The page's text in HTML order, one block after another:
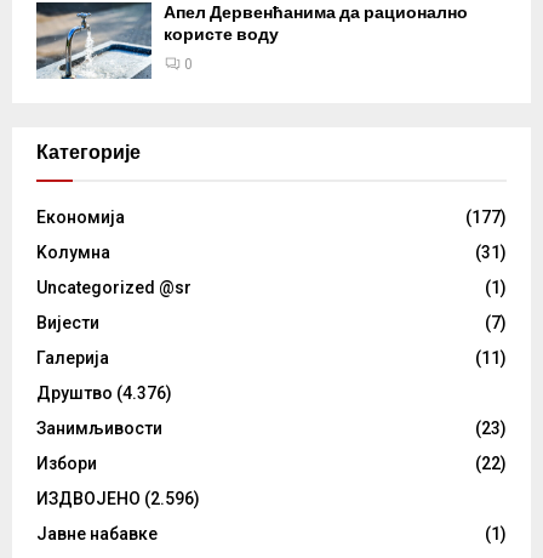
Апел Дервенћанима да рационално
користе воду
0
Категорије
Eкономија
(177)
Kолумнa
(31)
Uncategorized @sr
(1)
Вијести
(7)
Галерија
(11)
Друштво (4.376)
Занимљивости
(23)
Избори
(22)
ИЗДВОЈЕНО (2.596)
Јавне набавке
(1)